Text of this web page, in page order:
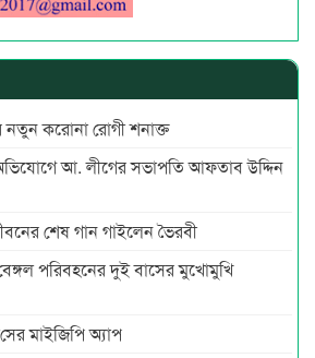
নতুন করোনা রোগী শনাক্ত
আ. লীগের সভাপ‌তি আফতাব উদ্দিন
শেষ গান গাইলেন ভৈরবী
পরিবহনের দুই বাসের মুখোমুখি
মাইজিপি অ্যাপ